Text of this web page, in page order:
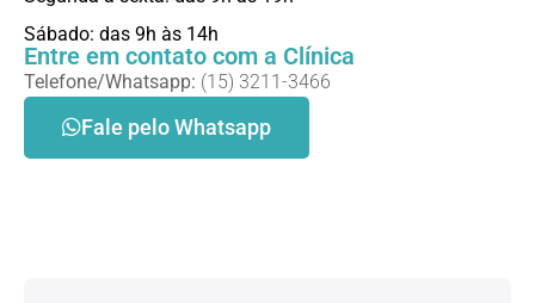
Sábado: das 9h às 14h
Entre em contato com a Clínica
Telefone/Whatsapp: (15) 3211-3466
Fale pelo Whatsapp